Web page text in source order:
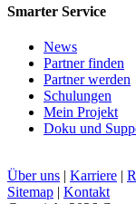
Smarter Service
News
Partner finden
Partner werden
Schulungen
Mein Projekt
Doku und
Über uns | Karriere |
Sitemap | Kontakt